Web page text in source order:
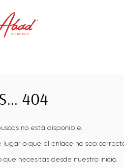
404
no está disponible.
o que el enlace no sea
necesitas desde nuestro inicio.